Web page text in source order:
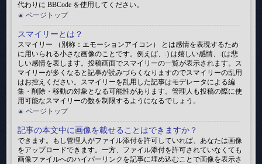
代わりに BBCode を使用してください。
ページトップ
スマイリーとは？
スマイリー （別称：エモーションアイコン） とは感情を表現するため
に用いられる小さな画像のことです。例えば、:) は嬉しい感情、:(は悲
しい感情を表します。投稿画面でスマイリーの一覧が表示されます。ス
マイリーが多くなると記事が読みづらくなりますのでスマイリーの乱用
はお控えください。スマイリーを乱用した記事はモデレータによる編
集・削除・移動の対象となる可能性があります。管理人も投稿の際に使
用可能なスマイリーの数を制限するようになるでしょう。
ページトップ
記事の本文中に画像を載せることはできますか？
できます。もし管理人がファイル添付を許可していれば、あなたは画像
をアップロードできます。一方、ファイル添付を許可されていなくても
画像ファイルへのハイパーリンクを記事に埋め込むことで画像を表示さ